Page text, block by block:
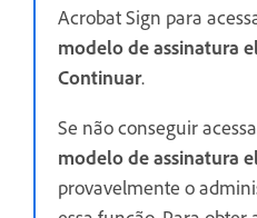
Acrobat Sign para
modelo de assinatura
Continuar.
Se não conseguir
modelo de assinatura
provavelmente o